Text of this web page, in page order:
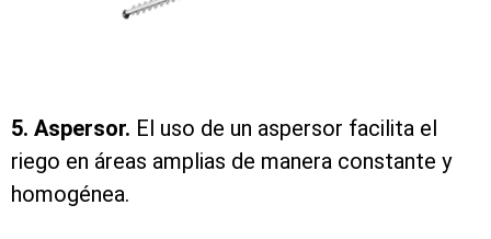
5. Aspersor. El uso de un aspersor facilita el
riego en áreas amplias de manera constante y
homogénea.